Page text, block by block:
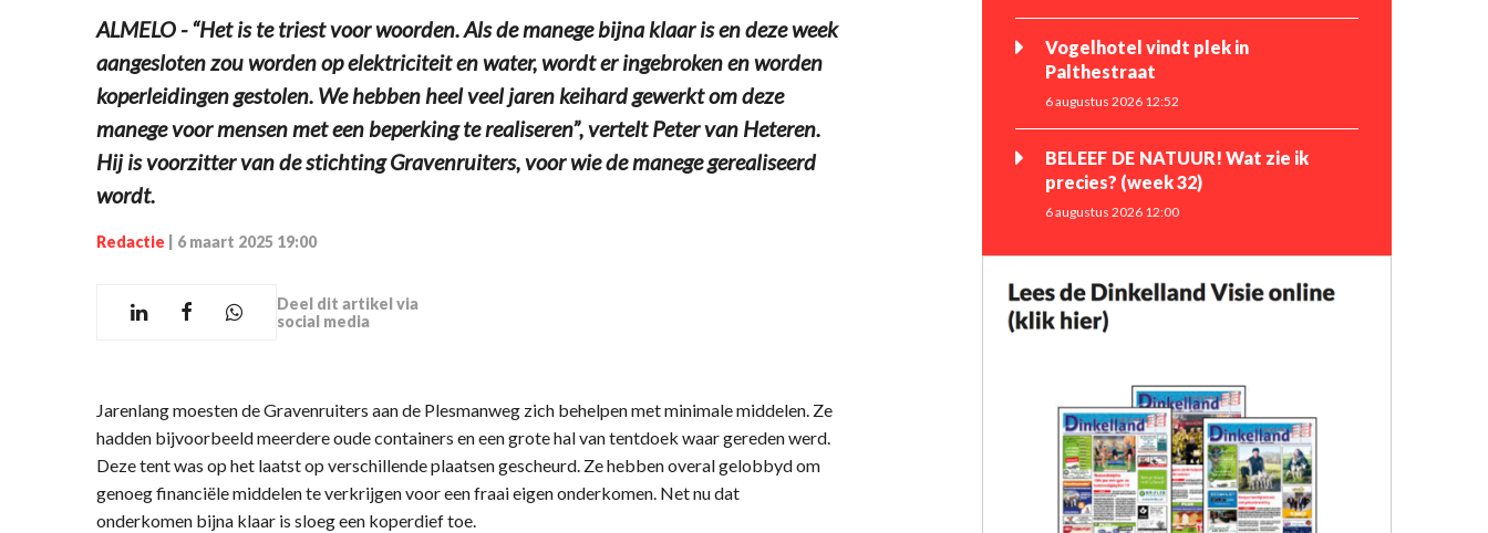
ALMELO - “Het is te triest voor woorden. Als de manege bijna klaar is en deze week
aangesloten zou worden op elektriciteit en water, wordt er ingebroken en worden
koperleidingen gestolen. We hebben heel veel jaren keihard gewerkt om deze
manege voor mensen met een beperking te realiseren”, vertelt Peter van Heteren.
Hij is voorzitter van de stichting Gravenruiters, voor wie de manege gerealiseerd
wordt.
Redactie 6 maart 2025 19:00
Deel dit artikel via
social media
Jarenlang moesten de Gravenruiters aan de Plesmanweg zich behelpen met minimale middelen. Ze
hadden bijvoorbeeld meerdere oude containers en een grote hal van tentdoek waar gereden werd.
Deze tent was op het laatst op verschillende plaatsen gescheurd. Ze hebben overal gelobbyd om
genoeg financiële middelen te verkrijgen voor een fraai eigen onderkomen. Net nu dat
onderkomen bijna klaar is sloeg een koperdief toe.
Vogelhotel vindt plek in
Palthestraat
6 augustus 2026 12:52
BELEEF DE NATUUR! Wat zie ik
precies? (week 32)
6 augustus 2026 12:00